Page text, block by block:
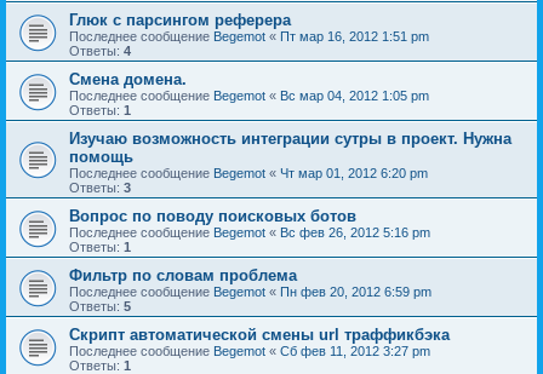
Глюк с парсингом реферера
Последнее сообщение Begemot « Пт мар 16, 2012 1:51 pm
Ответы: 4
Смена домена.
Последнее сообщение Begemot « Вс мар 04, 2012 1:05 pm
Ответы: 1
Изучаю возможность интеграции сутры в проект. Нужна
помощь
Последнее сообщение Begemot « Чт мар 01, 2012 6:20 pm
Ответы: 3
Вопрос по поводу поисковых ботов
Последнее сообщение Begemot « Вс фев 26, 2012 5:16 pm
Ответы: 1
Фильтр по словам проблема
Последнее сообщение Begemot « Пн фев 20, 2012 6:59 pm
Ответы: 5
Скрипт автоматической смены url траффикбэка
Последнее сообщение Begemot « Сб фев 11, 2012 3:27 pm
Ответы: 1